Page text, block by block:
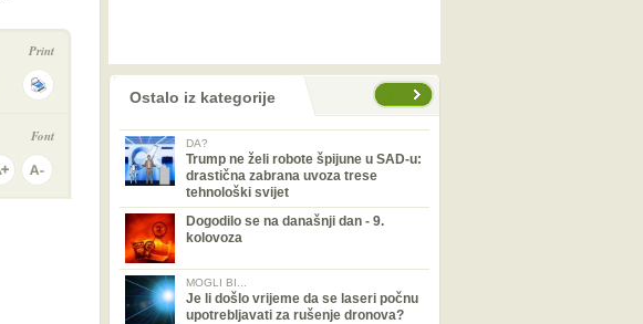
Print
Font
prethodno Ostalo iz kategorije
DA?
Trump ne želi robote špijune u SAD-u:
drastična zabrana uvoza trese
tehnološki svijet
Dogodilo se na današnji dan - 9.
kolovoza
MOGLI BI...
Je li došlo vrijeme da se laseri počnu
upotrebljavati za rušenje dronova?